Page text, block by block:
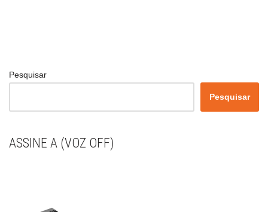
Pesquisar
Pesquisar
ASSINE A (VOZ OFF)